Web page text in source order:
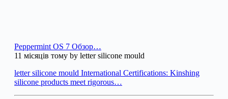
Peppermint OS 7 Обзор…
11 місяців тому by letter silicone mould
letter silicone mould International Certifications: Kinshing
silicone products meet rigorous…